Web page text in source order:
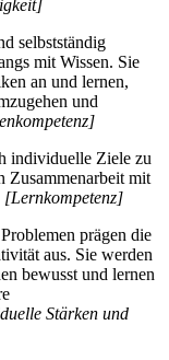
selbstständig
mit Wissen. Sie
an und lernen,
und
individuelle Ziele zu
Zusammenarbeit mit
[Lernkompetenz]
prägen die
aus. Sie werden
bewusst und lernen
Stärken und